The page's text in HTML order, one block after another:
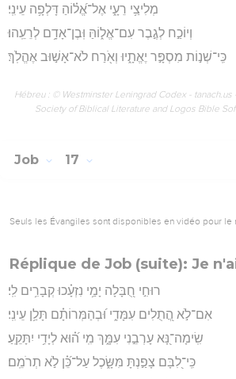
מְלִיצַ֥י רֵעָ֑י אֶל־אֱ֝ל֗וֹהַ דָּלְפָ֥ה עֵינִֽי׃
וְיוֹכַ֣ח לְגֶ֣בֶר עִם־אֱל֑וֹהַּ וּֽבֶן־אָדָ֥ם לְרֵעֵֽהוּ׃
כִּֽי־שְׁנ֣וֹת מִסְפָּ֣ר יֶאֱתָ֑יוּ וְאֹ֖רַח לֹא־אָשׁ֣וּב אֶהֱלֹֽךְ׃
Hébreu : © Westminster Leningrad Codex -
Society of Biblical Literature and Logos Bible
Job 17
Seuls les Évangiles sont disponibles en vidéo pour le
Réplique de Job (suite): Je
רוּחִ֣י חֻ֭בָּלָה יָמַ֥י נִזְעָ֗כוּ קְבָרִ֥ים לִֽי׃
אִם־לֹ֣א הֲ֭תֻלִים עִמָּדִ֑י וּ֝בְהַמְּרוֹתָ֗ם תָּלַ֥ן עֵינִֽי׃
שִֽׂימָה־נָּ֭א עָרְבֵ֣נִי עִמָּ֑ךְ מִֽי ה֝֗וּא לְיָדִ֥י יִתָּקֵֽעַ׃
כִּֽי־לִ֭בָּם צָפַ֣נְתָּ מִּשָּׂ֑כֶל עַל־כֵּ֝֗ן לֹ֣א תְרֹמֵֽם׃